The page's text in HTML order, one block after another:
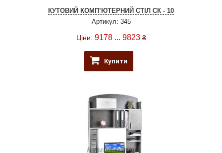
КУТОВИЙ КОМП’ЮТЕРНИЙ СТІЛ СК - 10
Артикул: 345
Ціни: 9178 ... 9823 ₴
Купити